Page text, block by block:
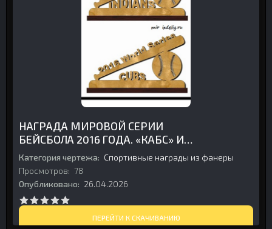
НАГРАДА МИРОВОЙ СЕРИИ
БЕЙСБОЛА 2016 ГОДА. «КАБС» И
«ИНДИАНС» ИЗ ФАНЕРЫ
Категория чертежа: Спортивные награды из фанеры
Просмотров: 78
Опубликовано: 26.04.2026
ПЕРЕЙТИ К СКАЧИВАНИЮ